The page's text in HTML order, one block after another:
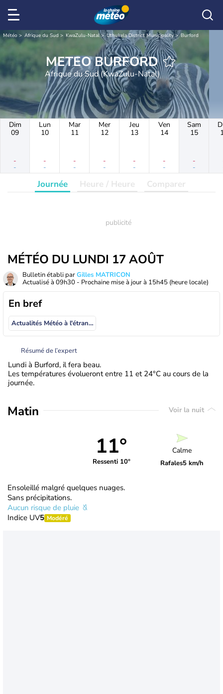
Météo Afrique du Sud KwaZulu-Natal Uthukela District Municipality Burford
METEO BURFORD
Afrique du Sud (KwaZulu-Natal)
Dim
09
-
-
Lun
10
-
-
Mar
11
-
-
Mer
12
-
-
Jeu
13
-
-
Ven
14
-
-
Sam
15
-
-
Journée Heure / Heure Comparer
MÉTÉO DU LUNDI 17 AOÛT
Bulletin établi parGilles MATRICON
Actualisé à 09h30 - Prochaine mise à jour à 15h45 (heure locale)
En bref
Actualités Météo à l'étranger
Résumé de l’expert
Lundi à Burford, il fera beau.
Les températures évolueront entre 11 et 24°C au cours de la
journée.
Matin Voir la nuit
11°
Ressenti 10°
Calme
Rafales5 km/h
Ensoleillé malgré quelques nuages.
Sans précipitations.
Aucun risque de pluie
Indice UV5 Modéré